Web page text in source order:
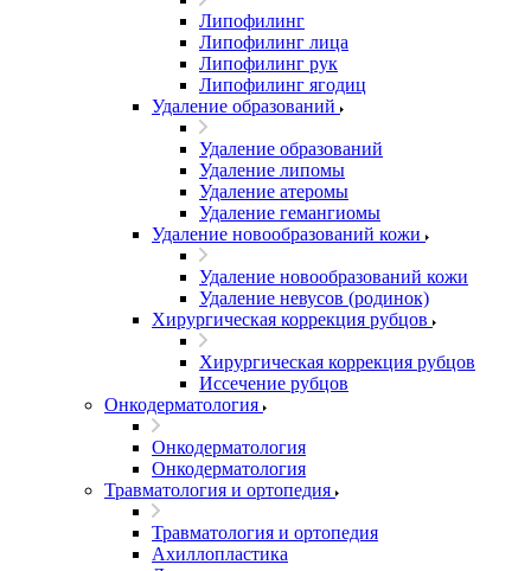
Липофилинг
Липофилинг лица
Липофилинг рук
Липофилинг ягодиц
Удаление образований
Удаление образований
Удаление липомы
Удаление атеромы
Удаление гемангиомы
Удаление новообразований кожи
Удаление новообразований кожи
Удаление невусов (родинок)
Хирургическая коррекция рубцов
Хирургическая коррекция рубцов
Иссечение рубцов
Онкодерматология
Онкодерматология
Онкодерматология
Травматология и ортопедия
Травматология и ортопедия
Ахиллопластика